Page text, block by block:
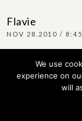
Flavie
NOV 28.2010 / 8:45
Une femme
Merci pour ce
We use
experience on
will